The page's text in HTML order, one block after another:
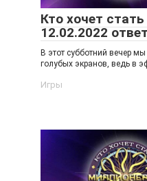
Кто хочет
12.02.2022
В этот субботний вечер
голубых экранов, ведь в
Игры